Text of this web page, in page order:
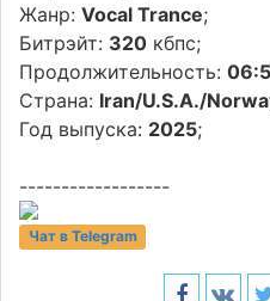
Жанр:Vocal Trance;
Битрэйт: 320 кбпс;
Продолжительность:
Страна: Iran/U.S.A./
Год выпуска: 2025;
------------------
Чат в Telegram